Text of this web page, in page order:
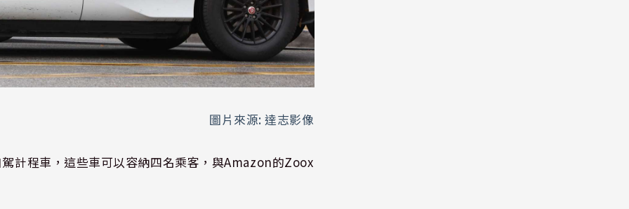
圖片來源: 達志影像
計程車，這些車可以容納四名乘客，與Amazon的Zoox